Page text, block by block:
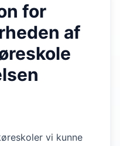
for
af
vi kunne